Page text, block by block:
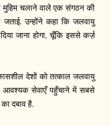
मुहिम चलाने वाले एक संगठन की
जताई. उन्होंने कहा कि जलवायु
जाना होगा, चूँकि इससे कर्ज़
देशों को तत्काल जलवायु
आवश्यक सेवाएँ पहुँचाने में सबसे
दबाव है.